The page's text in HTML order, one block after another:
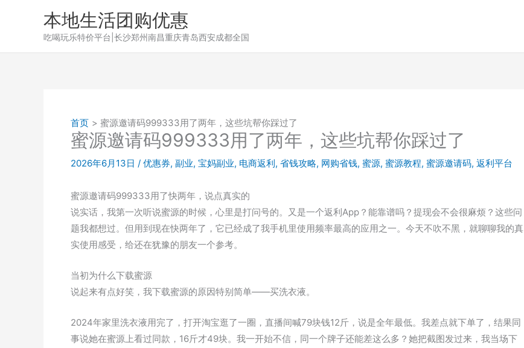
容
本地生活团购优惠
吃喝玩乐特价平台|长沙郑州南昌重庆青岛西安成都全国
首页 蜜源邀请码999333用了两年，这些坑帮你踩过了
蜜源邀请码999333用了两年，这些坑帮你踩过了
2026年6月13日 / 优惠券, 副业, 宝妈副业, 电商返利, 省钱攻略, 网购省钱, 蜜源, 蜜源教程, 蜜源邀请码, 返利平台
蜜源邀请码999333用了快两年，说点真实的
说实话，我第一次听说蜜源的时候，心里是打问号的。又是一个返利App？能靠谱吗？提现会不会很麻烦？这些问
题我都想过。但用到现在快两年了，它已经成了我手机里使用频率最高的应用之一。今天不吹不黑，就聊聊我的真
实使用感受，给还在犹豫的朋友一个参考。
当初为什么下载蜜源
说起来有点好笑，我下载蜜源的原因特别简单——买洗衣液。
2024年家里洗衣液用完了，打开淘宝逛了一圈，直播间喊79块钱12斤，说是全年最低。我差点就下单了，结果同
事说她在蜜源上看过同款，16斤才49块。我一开始不信，同一个牌子还能差这么多？她把截图发过来，我当场下